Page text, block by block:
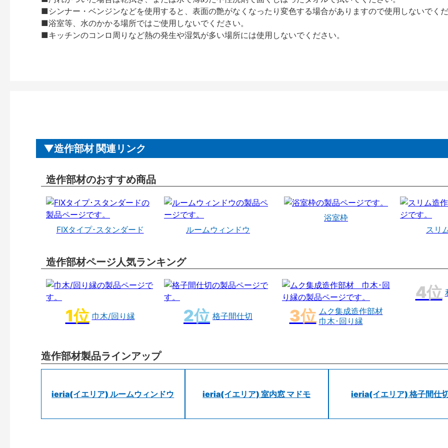
■シンナー・ベンジンなどを使用すると、表面の艶がなくなったり変色する場合がありますので使用しないでく
■浴室等、水のかかる場所ではご使用しないでください。
■キッチンのコンロ周りなど熱の発生や湿気が多い場所には使用しないでください。
造作部材 関連リンク
造作部材のおすすめ商品
FIXタイプ･スタンダード ルームウィンドウ
浴室枠
スリ
造作部材ページ人気ランキング
巾木/回り縁 格子間仕切
ムク集成造作部材
巾木･回り縁
造作部材製品ラインアップ
ieria(イエリア) ルームウィンドウ ieria(イエリア) 室内窓 マドモ ieria(イエリア) 格子間仕